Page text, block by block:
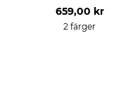
659,00 kr
2 färger